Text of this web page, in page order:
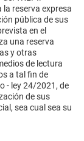
la reserva expresa
pública de sus
en el
una reserva
y otras
de lectura
a tal fin de
- ley 24/2021, de
de sus
sea cual sea su